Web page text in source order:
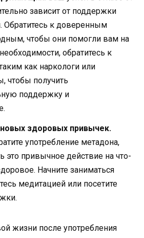
зависит от поддержки
Обратитесь к доверенным
чтобы они помогли вам на
обратитесь к
как наркологи или
чтобы получить
поддержку и
здоровых привычек.
употребление метадона,
это привычное действие на что-
Начните заниматься
медитацией или посетите
жизни после употребления